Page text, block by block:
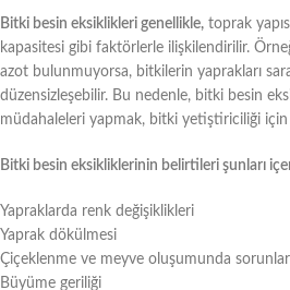
Bitki besin eksiklikleri genellikle, toprak
kapasitesi gibi faktörlerle ilişkilendirilir.
azot bulunmuyorsa, bitkilerin yaprakları
düzensizleşebilir. Bu nedenle, bitki besin
müdahaleleri yapmak, bitki yetiştiriciliği
Bitki besin eksikliklerinin belirtileri şunları
Yapraklarda renk değişiklikleri
Yaprak dökülmesi
Çiçeklenme ve meyve oluşumunda sorunlar
Büyüme geriliği